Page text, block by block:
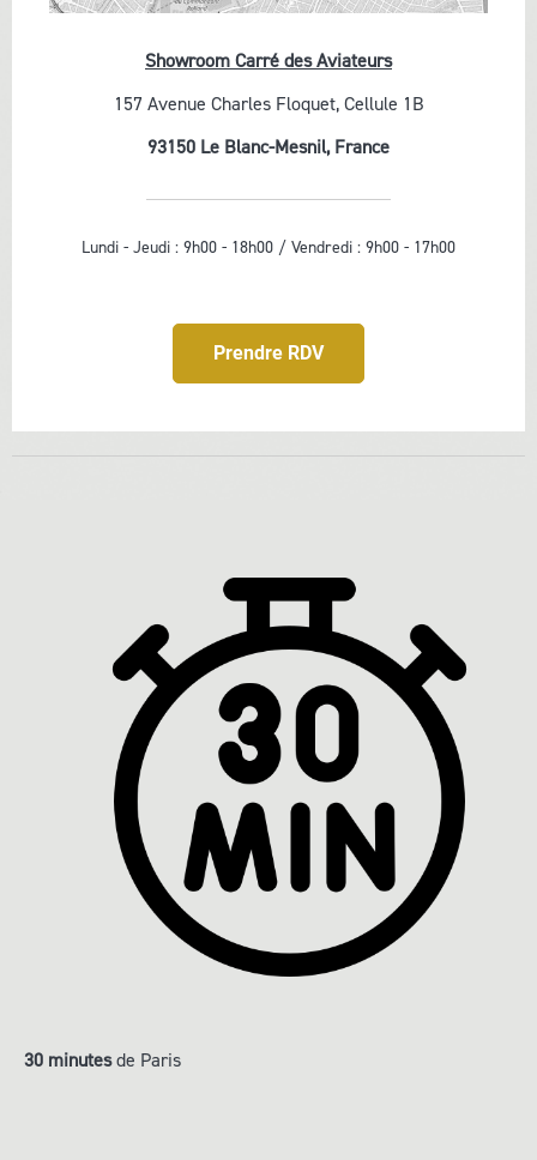
Showroom Carré des Aviateurs
157 Avenue Charles Floquet, Cellule 1B
93150 Le Blanc-Mesnil, France
Lundi - Jeudi : 9h00 - 18h00 / Vendredi : 9h00 - 17h00
Prendre RDV
30 minutesde Paris